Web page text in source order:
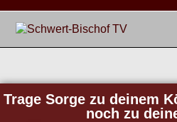
Trage Sorge zu deinem
noch zu